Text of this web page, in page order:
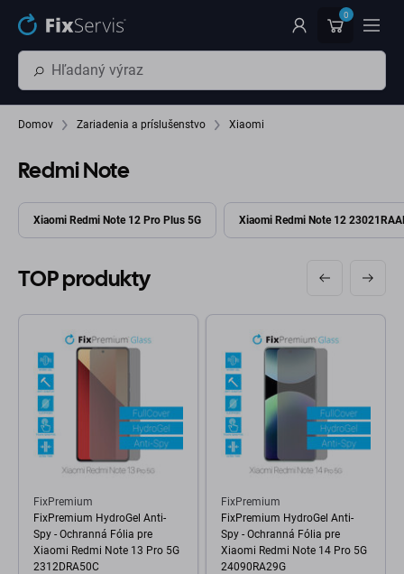
Preskočiť na hlavný obsah 0
Domov Zariadenia a príslušenstvo Xiaomi
Redmi Note
Xiaomi Redmi Note 12 Pro Plus 5G Xiaomi Redmi Note 12
TOP produkty
FixPremium
FixPremium HydroGel Anti-
Spy - Ochranná Fólia pre
Xiaomi Redmi Note 13 Pro 5G
2312DRA50C
FixPremium
FixPremium HydroGel Anti-
Spy - Ochranná Fólia pre
Xiaomi Redmi Note 14 Pro 5G
24090RA29G